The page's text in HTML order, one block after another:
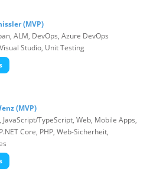
(MVP)
ALM, DevOps, Azure DevOps
Studio, Unit Testing
(MVP)
JavaScript/TypeScript, Web, Mobile Apps,
Core, PHP, Web-Sicherheit,